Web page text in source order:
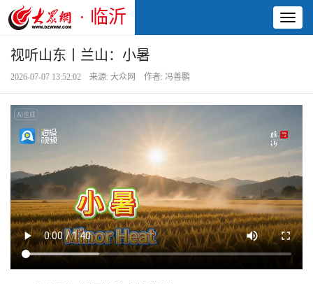
· 临沂
视听山东丨兰山：小暑
2026-07-07 13:52:02 来源: 大众网 作者: 冯善鹏